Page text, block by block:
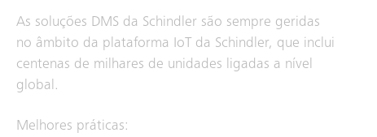
As soluções DMS da Schindler são sempre geridas
no âmbito da plataforma IoT da Schindler, que inclui
centenas de milhares de unidades ligadas a nível
global.
Melhores práticas: